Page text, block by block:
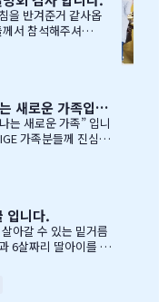
& A 에서 I
사 준비에 음식준비
품(?)이 무엇인지? 고
을 반겨준거 같사옵
서 참석해주셔서
다. 멀리서 남아
게된 하루엿습니
해주시는 학부모
러웠지만요~~ 바
,웨스트캐나다종
감사드리며, 언제
일이면 아마도 무
[2016년 BBQ후기] 캐나다에서 만나는 새로운 가족입니다
육감님들께서도 참석
엿고, 12시부터 BBQ
생들을 위하여 보물
을 마추신 분들께 선
이 듭니다. 맨처음…
입니다.
아갈 수 있는 밑거름
했을 때, 매일밤 떠오
내는 시간을 나이 드